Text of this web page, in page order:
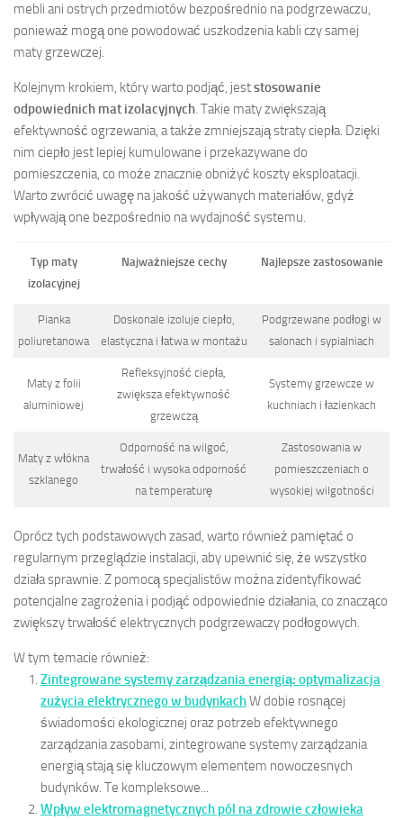
mebli ani ostrych przedmiotów bezpośrednio na podgrzewaczu,
ponieważ mogą one powodować uszkodzenia kabli czy samej
maty grzewczej.
Kolejnym krokiem, który warto podjąć, jeststosowanie
odpowiednich mat izolacyjnych. Takie maty zwiększają
efektywność ogrzewania, a także zmniejszają straty ciepła. Dzięki
nim ciepło jest lepiej kumulowane i przekazywane do
pomieszczenia, co może znacznie obniżyć koszty eksploatacji.
Warto zwrócić uwagę na jakość używanych materiałów, gdyż
wpływają one bezpośrednio na wydajność systemu.
Typ maty
izolacyjnej
Najważniejsze cechy Najlepsze zastosowanie
Pianka
poliuretanowa
Doskonale izoluje ciepło,
elastyczna i łatwa w montażu
Podgrzewane podłogi w
salonach i sypialniach
Maty z folii
aluminiowej
Refleksyjność ciepła,
zwiększa efektywność
grzewczą
Systemy grzewcze w
kuchniach i łazienkach
Maty z włókna
szklanego
Odporność na wilgoć,
trwałość i wysoka odporność
na temperaturę
Zastosowania w
pomieszczeniach o
wysokiej wilgotności
Oprócz tych podstawowych zasad, warto również pamiętać o
regularnym przeglądzie instalacji, aby upewnić się, że wszystko
działa sprawnie. Z pomocą specjalistów można zidentyfikować
potencjalne zagrożenia i podjąć odpowiednie działania, co znacząco
zwiększy trwałość elektrycznych podgrzewaczy podłogowych.
W tym temacie również:
Zintegrowane systemy zarządzania energią: optymalizacja
zużycia elektrycznego w budynkachW dobie rosnącej
świadomości ekologicznej oraz potrzeb efektywnego
zarządzania zasobami, zintegrowane systemy zarządzania
energią stają się kluczowym elementem nowoczesnych
budynków. Te kompleksowe...
Wpływ elektromagnetycznych pól na zdrowie człowieka